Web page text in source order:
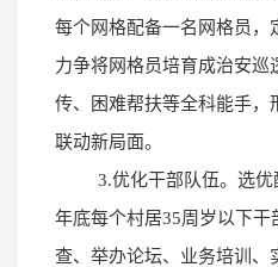
每个网格配备一名网格员，
力争将网格员培育成治安巡
传、困难帮扶等全科能手，
联动新局面。
3.优化干部队伍。选
年底每个村居35周岁以下
查、举办论坛、业务培训、